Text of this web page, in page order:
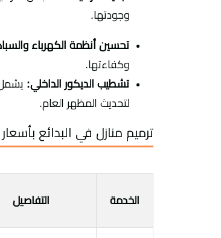
وجودتها.
تحسين أنظمة الكهرباء
وكفاءتها.
تشطيب الديكور الداخلي:
لتحديث المظهر العام.
ترميم منازل في البدائع
الخدمة التفاصيل